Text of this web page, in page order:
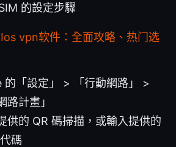
的設定步驟
Ios vpn软件：全面攻略、热门选
的「設定」 > 「行動網路」 >
路計畫」
供的 QR 碼掃描，或輸入提供的
碼